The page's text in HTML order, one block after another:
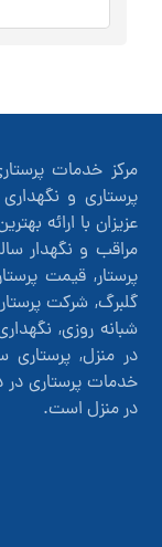
مرکز خدمات
پرستاری و
عزیزان با ارائه
مراقب و نگهدار
پرستار, قیمت
گلبرگ, شرکت
شبانه روزی,
در منزل, پرستاری
خدمات پرستاری
در منزل است.